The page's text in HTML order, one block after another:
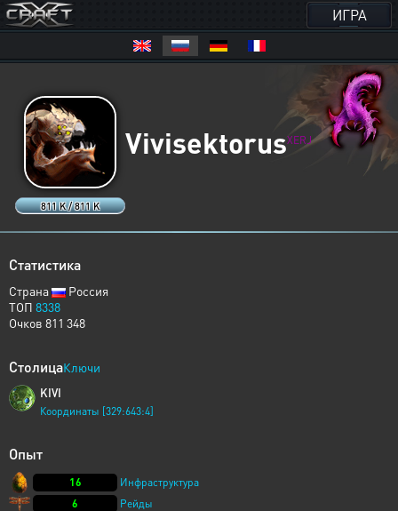
ИГРА
811 K / 811 K
VivisektorusXERJ
Статистика
Страна
Россия
ТОП 8338
Очков 811 348
СтолицаКлючи
KIVI
Координаты [329:643:4]
Опыт
16
Инфраструктура
6
Рейды